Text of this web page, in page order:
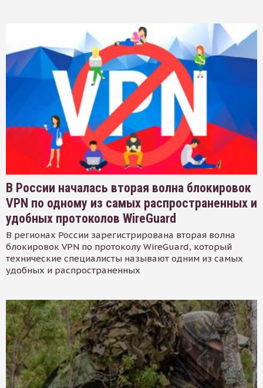
В России началась вторая волна блокировок
VPN по одному из самых распространенных и
удобных протоколов WireGuard
В регионах России зарегистрирована вторая волна
блокировок VPN по протоколу WireGuard, который
технические специалисты называют одним из самых
удобных и распространенных